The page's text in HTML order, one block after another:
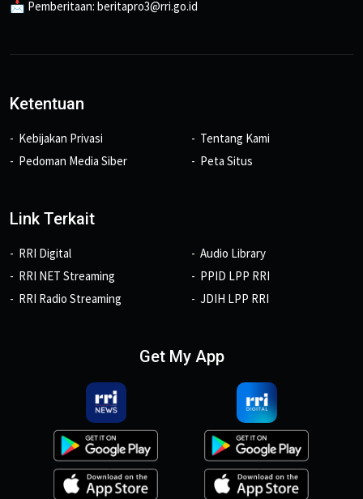
📩 Pemberitaan: beritapro3@rri.go.id
Ketentuan
Kebijakan Privasi
Pedoman Media Siber
Tentang Kami
Peta Situs
Link Terkait
RRI Digital
RRI NET Streaming
RRI Radio Streaming
Audio Library
PPID LPP RRI
JDIH LPP RRI
Get My App